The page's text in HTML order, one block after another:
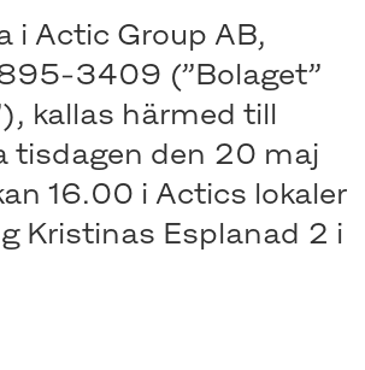
i Actic Group AB,
3409 (”Bolaget”
kallas härmed till
tisdagen den 20 maj
16.00 i Actics lokaler
Kristinas Esplanad 2 i